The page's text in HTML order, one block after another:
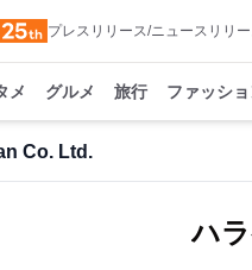
プレスリリース/ニュースリリ
メ グルメ 旅行 ファッシ
Co. Ltd.
ハ